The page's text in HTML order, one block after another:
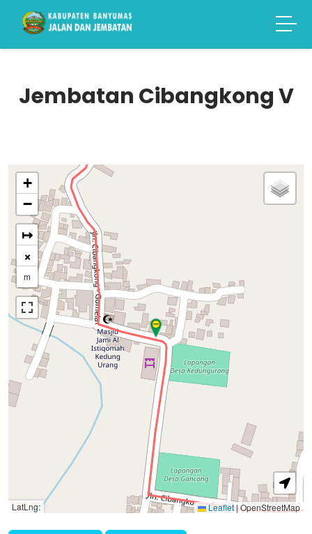
Jembatan Cibangkong V
+
−
↦
×
m
LatLng: Leaflet|OpenStreetMap